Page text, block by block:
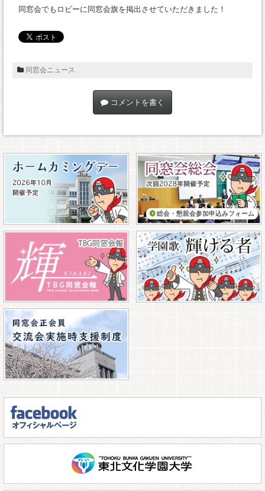
同窓会でもロビーに同窓会旗を掲出させていただきました！
同窓会ニュース
コメントを書く
総会・懇親会参加申込みフォーム